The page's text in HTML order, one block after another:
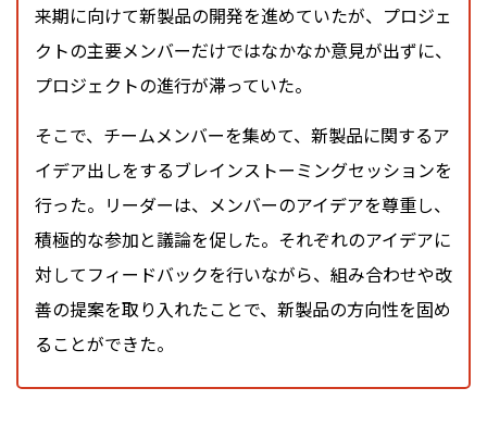
来期に向けて新製品の開発を進めていたが、プロジェ
クトの主要メンバーだけではなかなか意見が出ずに、
プロジェクトの進行が滞っていた。
そこで、チームメンバーを集めて、新製品に関するア
イデア出しをするブレインストーミングセッションを
行った。リーダーは、メンバーのアイデアを尊重し、
積極的な参加と議論を促した。それぞれのアイデアに
対してフィードバックを行いながら、組み合わせや改
善の提案を取り入れたことで、新製品の方向性を固め
ることができた。